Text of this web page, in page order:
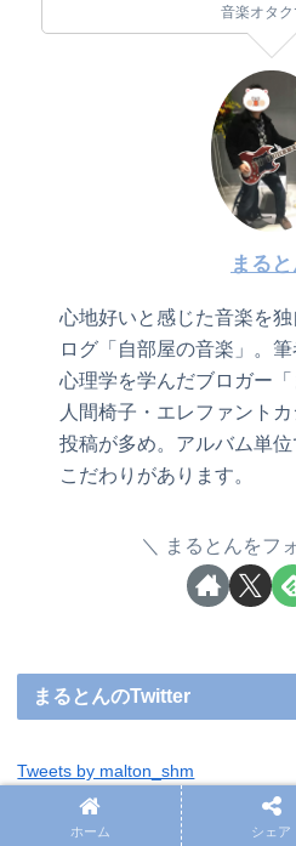
音楽オタク
まる
心地好いと感じた音楽を
ログ「自部屋の音楽」。
心理学を学んだブロガー「
人間椅子・エレファント
投稿が多め。アルバム単
こだわりがあります。
まるとんをフ
まるとんのTwitter
Tweets by malton_shm
ホーム シェア